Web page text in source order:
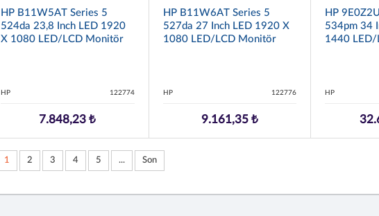
HP B11W5AT Series 5
524da 23,8 Inch LED 1920
X 1080 LED/LCD Monitör
HP 122774
7.848,23 ₺
HP B11W6AT Series 5
527da 27 Inch LED 1920 X
1080 LED/LCD Monitör
HP 122776
9.161,35 ₺
HP
534pm 34
1440
HP
1 2 3 4 5 ... Son